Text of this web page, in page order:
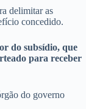
delimitar as
concedido.
do subsídio, que
para receber
do governo